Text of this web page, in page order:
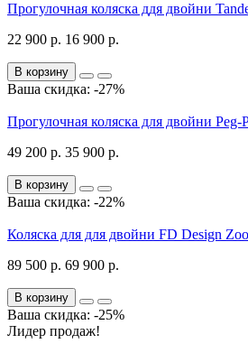
Прогулочная коляска ддя двойни
22 900 р. 16 900 р.
В корзину
Ваша скидка: -27%
Прогулочная коляска для двойни
49 200 р. 35 900 р.
В корзину
Ваша скидка: -22%
Коляска для для двойни FD Design
89 500 р. 69 900 р.
В корзину
Ваша скидка: -25%
Лидер продаж!